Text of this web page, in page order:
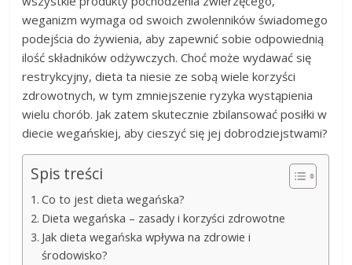
weganizm wymaga od swoich zwolenników świadomego
podejścia do żywienia, aby zapewnić sobie odpowiednią
ilość składników odżywczych. Choć może wydawać się
restrykcyjny, dieta ta niesie ze sobą wiele korzyści
zdrowotnych, w tym zmniejszenie ryzyka wystąpienia
wielu chorób. Jak zatem skutecznie zbilansować posiłki w
diecie wegańskiej, aby cieszyć się jej dobrodziejstwami?
Spis treści
Co to jest dieta wegańska?
Dieta wegańska – zasady i korzyści zdrowotne
Jak dieta wegańska wpływa na zdrowie i
środowisko?